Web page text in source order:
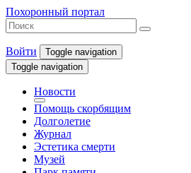
Похоронный портал
Войти
Toggle navigation
Toggle navigation
Новости
Помощь скорбящим
Долголетие
Журнал
Эстетика смерти
Музей